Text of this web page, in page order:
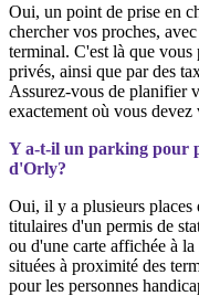
Oui, un point de prise en
chercher vos proches,
terminal. C'est là que vous
privés, ainsi que par des
Assurez-vous de planifier
exactement où vous devez
Y a-t-il un parking pour
d'Orly?
Oui, il y a plusieurs places
titulaires d'un permis de
ou d'une carte affichée à
situées à proximité des
pour les personnes